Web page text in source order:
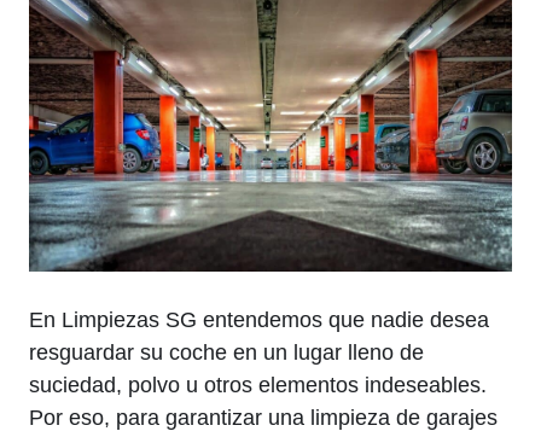
En Limpiezas SG entendemos que nadie desea
resguardar su coche en un lugar lleno de
suciedad, polvo u otros elementos indeseables.
Por eso, para garantizar una limpieza de garajes